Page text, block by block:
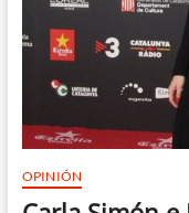
OPINIÓN